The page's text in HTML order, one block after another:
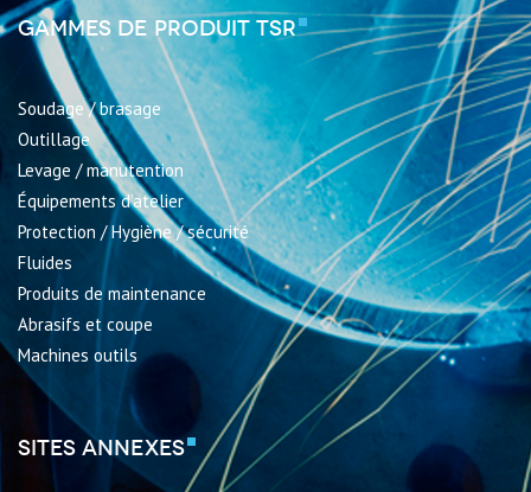
Gammes de produit TSR
Soudage / brasage
Outillage
Levage / manutention
Équipements d’atelier
Protection / Hygiène / sécurité
Fluides
Produits de maintenance
Abrasifs et coupe
Machines outils
Sites annexes